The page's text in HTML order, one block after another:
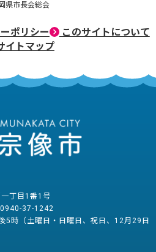
県市長会総会
ポリシー
このサイトについて
イトマップ
丁目1番1号
37-1242
5時（土曜日・日曜日、祝日、12月29日